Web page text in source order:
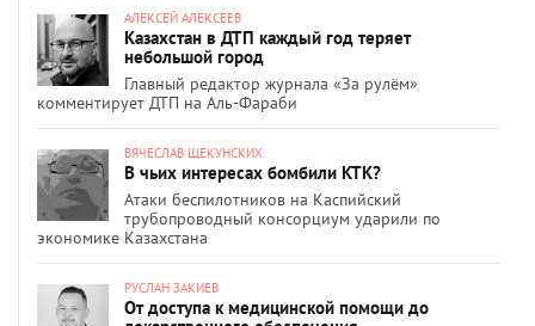
АЛЕКСЕЙ АЛЕКСЕЕВ
Казахстан в ДТП каждый год теряет
небольшой город
Главный редактор журнала «За рулём»
комментирует ДТП на Аль-Фараби
ВЯЧЕСЛАВ ЩЕКУНСКИХ
В чьих интересах бомбили КТК?
Атаки беспилотников на Каспийский
трубопроводный консорциум ударили по
экономике Казахстана
РУСЛАН ЗАКИЕВ
От доступа к медицинской помощи до